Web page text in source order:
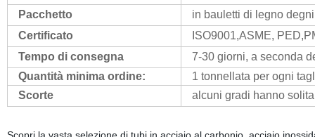
Pacchetto
in bauletti di legno
Certificato
ISO9001,ASME,
Tempo di consegna
7-30 giorni, a seconda
Quantità minima ordine:
1 tonnellata per ogni
Scorte
alcuni gradi hanno